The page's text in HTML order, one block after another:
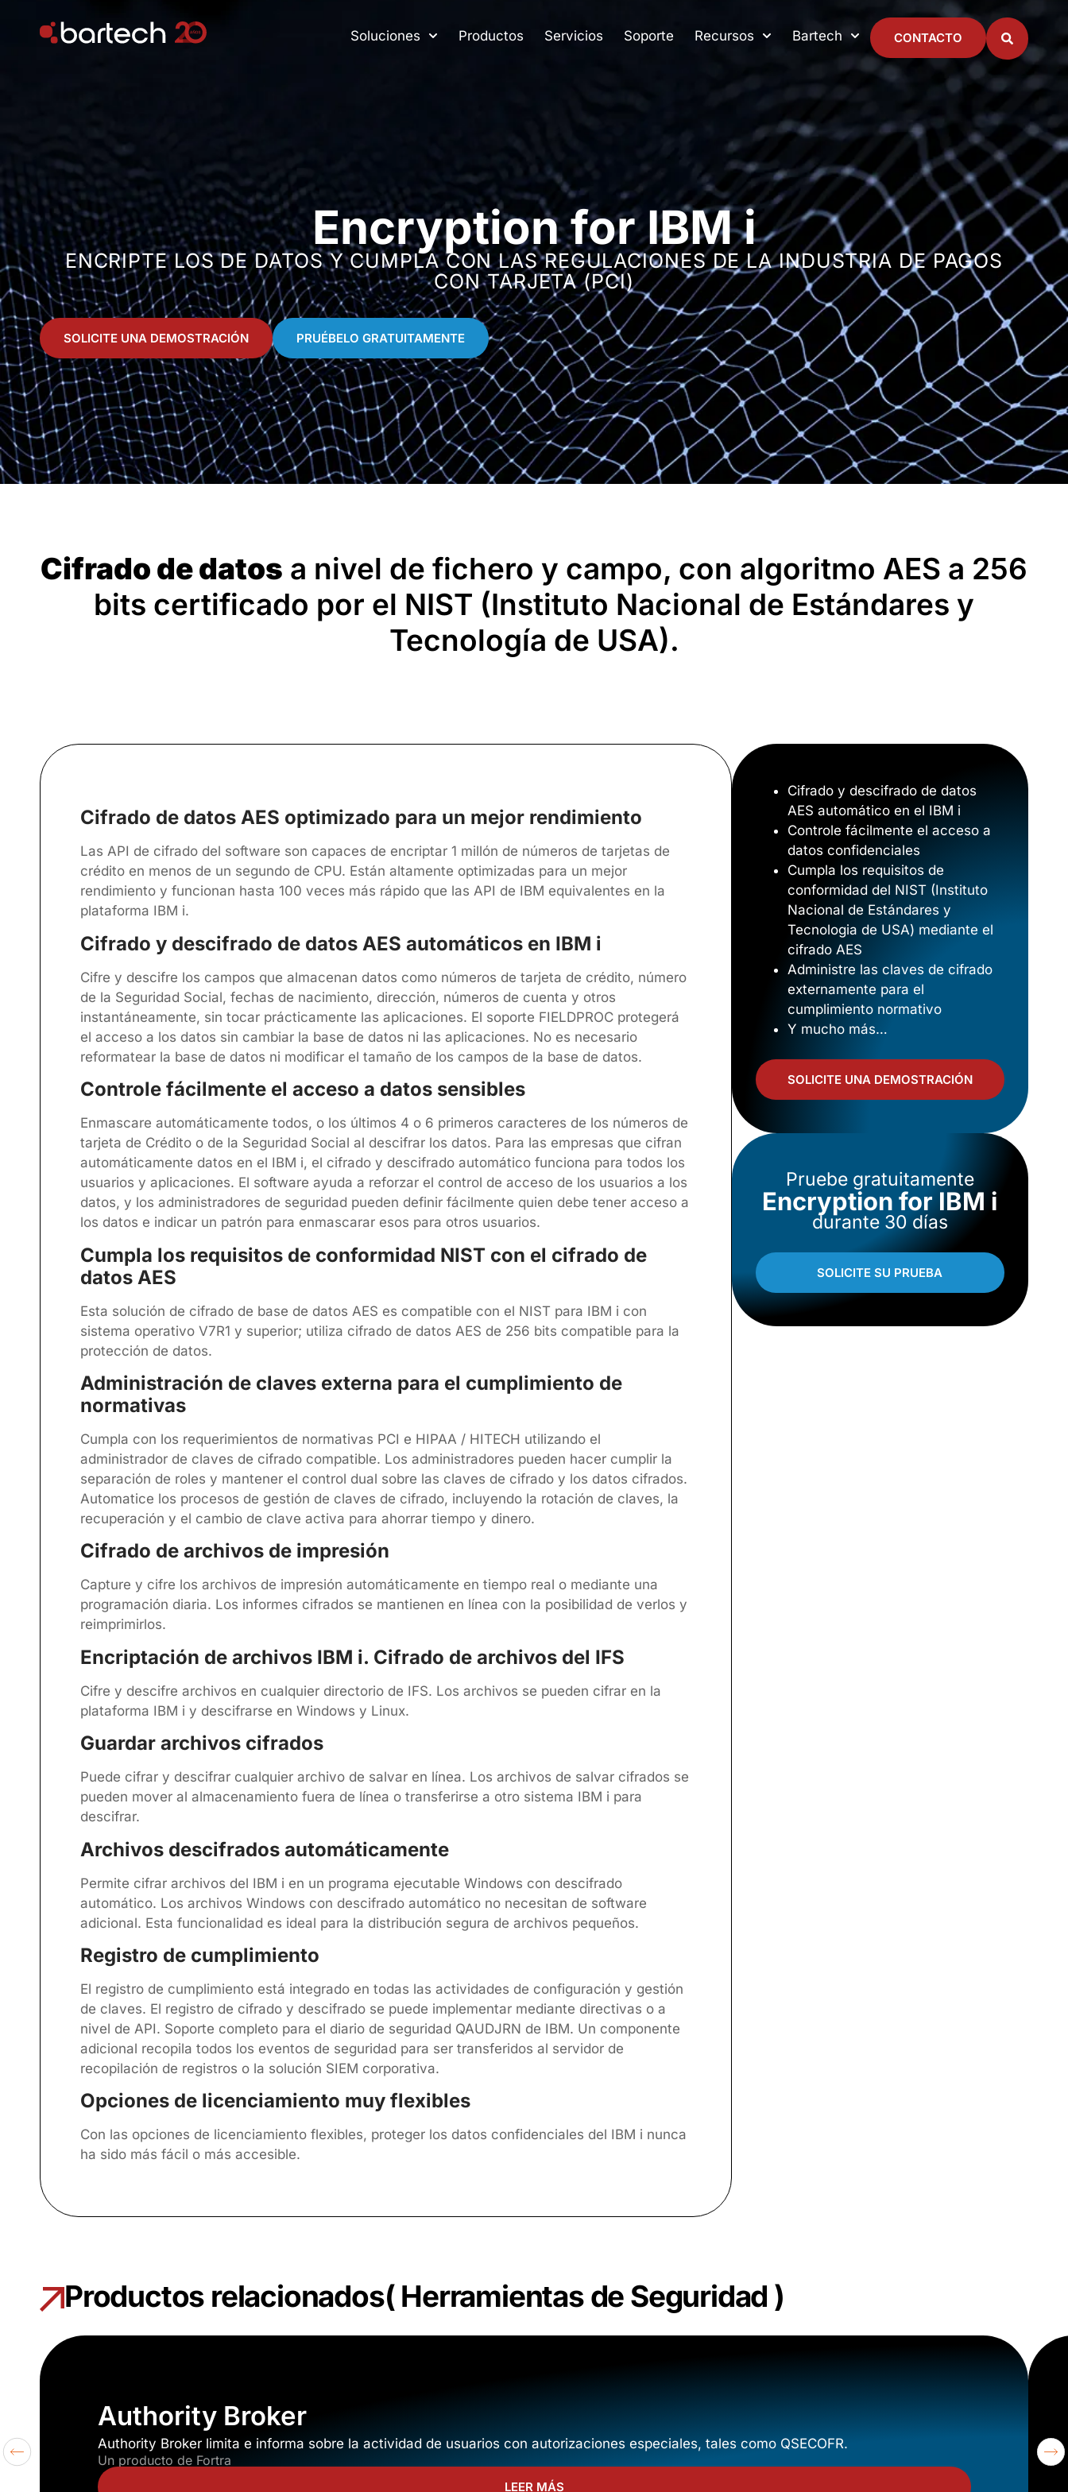
Soluciones Productos Servicios Soporte Recursos Bartech CONTACTO
Encryption for IBM i
ENCRIPTE LOS DE DATOS Y CUMPLA CON LAS REGULACIONES DE LA INDUSTRIA DE PAGOS
CON TARJETA (PCI)
SOLICITE UNA DEMOSTRACIÓN PRUÉBELO GRATUITAMENTE
Cifrado de datos a nivel de fichero y campo, con algoritmo AES a 256
bits certificado por el NIST (Instituto Nacional de Estándares y
Tecnología de USA).
Cifrado de datos AES optimizado para un mejor rendimiento
Las API de cifrado del software son capaces de encriptar 1 millón de números de tarjetas de
crédito en menos de un segundo de CPU. Están altamente optimizadas para un mejor
rendimiento y funcionan hasta 100 veces más rápido que las API de IBM equivalentes en la
plataforma IBM i.
Cifrado y descifrado de datos AES automáticos en IBM i
Cifre y descifre los campos que almacenan datos como números de tarjeta de crédito, número
de la Seguridad Social, fechas de nacimiento, dirección, números de cuenta y otros
instantáneamente, sin tocar prácticamente las aplicaciones. El soporte FIELDPROC protegerá
el acceso a los datos sin cambiar la base de datos ni las aplicaciones. No es necesario
reformatear la base de datos ni modificar el tamaño de los campos de la base de datos.
Controle fácilmente el acceso a datos sensibles
Enmascare automáticamente todos, o los últimos 4 o 6 primeros caracteres de los números de
tarjeta de Crédito o de la Seguridad Social al descifrar los datos. Para las empresas que cifran
automáticamente datos en el IBM i, el cifrado y descifrado automático funciona para todos los
usuarios y aplicaciones. El software ayuda a reforzar el control de acceso de los usuarios a los
datos, y los administradores de seguridad pueden definir fácilmente quien debe tener acceso a
los datos e indicar un patrón para enmascarar esos para otros usuarios.
Cumpla los requisitos de conformidad NIST con el cifrado de
datos AES
Esta solución de cifrado de base de datos AES es compatible con el NIST para IBM i con
sistema operativo V7R1 y superior; utiliza cifrado de datos AES de 256 bits compatible para la
protección de datos.
Administración de claves externa para el cumplimiento de
normativas
Cumpla con los requerimientos de normativas PCI e HIPAA / HITECH utilizando el
administrador de claves de cifrado compatible. Los administradores pueden hacer cumplir la
separación de roles y mantener el control dual sobre las claves de cifrado y los datos cifrados.
Automatice los procesos de gestión de claves de cifrado, incluyendo la rotación de claves, la
recuperación y el cambio de clave activa para ahorrar tiempo y dinero.
Cifrado de archivos de impresión
Capture y cifre los archivos de impresión automáticamente en tiempo real o mediante una
programación diaria. Los informes cifrados se mantienen en línea con la posibilidad de verlos y
reimprimirlos.
Encriptación de archivos IBM i​. Cifrado de archivos del IFS
Cifre y descifre archivos en cualquier directorio de IFS. Los archivos se pueden cifrar en la
plataforma IBM i y descifrarse en Windows y Linux.
Guardar archivos cifrados
Puede cifrar y descifrar cualquier archivo de salvar en línea. Los archivos de salvar cifrados se
pueden mover al almacenamiento fuera de línea o transferirse a otro sistema IBM i para
descifrar.
Archivos descifrados automáticamente
Permite cifrar archivos del IBM i en un programa ejecutable Windows con descifrado
automático. Los archivos Windows con descifrado automático no necesitan de software
adicional. Esta funcionalidad es ideal para la distribución segura de archivos pequeños.
Registro de cumplimiento
El registro de cumplimiento está integrado en todas las actividades de configuración y gestión
de claves. El registro de cifrado y descifrado se puede implementar mediante directivas o a
nivel de API. Soporte completo para el diario de seguridad QAUDJRN de IBM. Un componente
adicional recopila todos los eventos de seguridad para ser transferidos al servidor de
recopilación de registros o la solución SIEM corporativa.
Opciones de licenciamiento muy flexibles
Con las opciones de licenciamiento flexibles, proteger los datos confidenciales del IBM i nunca
ha sido más fácil o más accesible.
Cifrado y descifrado de datos
AES automático en el IBM i
Controle fácilmente el acceso a
datos confidenciales
Cumpla los requisitos de
conformidad del NIST (Instituto
Nacional de Estándares y
Tecnologia de USA) mediante el
cifrado AES
Administre las claves de cifrado
externamente para el
cumplimiento normativo
Y mucho más…
SOLICITE UNA DEMOSTRACIÓN
Pruebe gratuitamente
Encryption for IBM i
durante 30 días
SOLICITE SU PRUEBA
Productos relacionados( Herramientas de Seguridad )
Authority Broker
Authority Broker limita e informa sobre la actividad de usuarios con autorizaciones especiales, tales como QSECOFR.
Un producto de Fortra
LEER MÁS